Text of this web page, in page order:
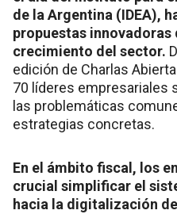
de la Argentina (IDEA),
propuestas innovadoras
crecimiento del sector.
edición de Charlas
70 líderes empresariales
las problemáticas
estrategias concretas.
En el ámbito fiscal, los
crucial simplificar el
hacia la digitalización